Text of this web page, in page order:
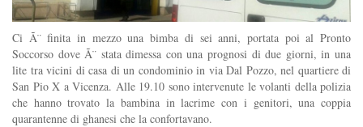
Ci Ã¨ finita in mezzo una bimba di sei anni, portata poi al Pronto
Soccorso dove Ã¨ stata dimessa con una prognosi di due giorni, in una
lite tra vicini di casa di un condominio in via Dal Pozzo, nel quartiere di
San Pio X a Vicenza. Alle 19.10 sono intervenute le volanti della polizia
che hanno trovato la bambina in lacrime con i genitori, una coppia
quarantenne di ghanesi che la confortavano.